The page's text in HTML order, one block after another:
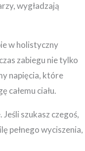
wygładzają
w holistyczny
zabiegu nie tylko
napięcia, które
całemu ciału.
szukasz czegoś,
pełnego wyciszenia,